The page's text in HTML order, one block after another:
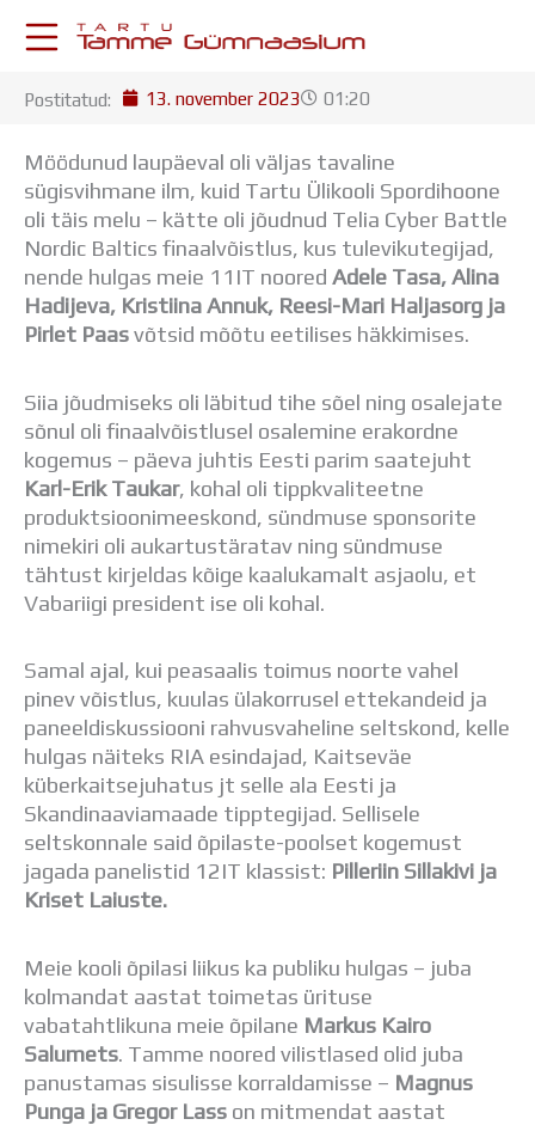
KESKKONNAD
Postkast
Drive
Tamme TV
Tamme Leht
Kooliraadio
Koorilaul
ÕPPETÖÖ
Aastaplaan
Õppekava
Ainepassid
Huviringid
Õpilastööd (UPT)
Distantsõpe
Kodukord
Projektid
Sisseastumine
Meie kool
Dokumendid
Uudised
Lapsevanemale
Vilistlastele
Toitlustamine
Virtuaaltuur
Õpilasesindus
Postitatud: 13. november 2023 01:20
Möödunud laupäeval oli väljas tavaline
sügisvihmane ilm, kuid Tartu Ülikooli Spordihoone
oli täis melu – kätte oli jõudnud Telia Cyber Battle
Nordic Baltics finaalvõistlus, kus tulevikutegijad,
nende hulgas meie 11IT noored Adele Tasa, Alina
Hadijeva, Kristiina Annuk, Reesi-Mari Haljasorg ja
Pirlet Paasvõtsid mõõtu eetilises häkkimises.
Siia jõudmiseks oli läbitud tihe sõel ning osalejate
sõnul oli finaalvõistlusel osalemine erakordne
kogemus – päeva juhtis Eesti parim saatejuht
Karl-Erik Taukar, kohal oli tippkvaliteetne
produktsioonimeeskond, sündmuse sponsorite
nimekiri oli aukartustäratav ning sündmuse
tähtust kirjeldas kõige kaalukamalt asjaolu, et
Vabariigi president ise oli kohal.
Samal ajal, kui peasaalis toimus noorte vahel
pinev võistlus, kuulas ülakorrusel ettekandeid ja
paneeldiskussiooni rahvusvaheline seltskond, kelle
hulgas näiteks RIA esindajad, Kaitseväe
küberkaitsejuhatus jt selle ala Eesti ja
Skandinaaviamaade tipptegijad. Sellisele
seltskonnale said õpilaste-poolset kogemust
jagada panelistid 12IT klassist: Pilleriin Sillakivi ja
Kriset Laiuste.
Meie kooli õpilasi liikus ka publiku hulgas – juba
kolmandat aastat toimetas ürituse
vabatahtlikuna meie õpilane Markus Kairo
Salumets. Tamme noored vilistlased olid juba
panustamas sisulisse korraldamisse – Magnus
Punga ja Gregor Lass on mitmendat aastat